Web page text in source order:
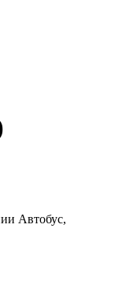
Автобус,